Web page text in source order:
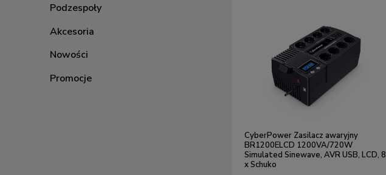
Podzespoły
Akcesoria
Nowości
Promocje
CyberPower Zasilacz awaryjny
BR1200ELCD 1200VA/720W
Simulated Sinewave, AVR USB, LCD, 8
x Schuko